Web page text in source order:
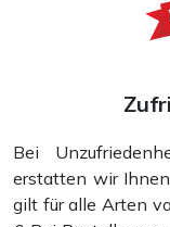
Bei
erstatten wir Ihnen
gilt für alle Arten